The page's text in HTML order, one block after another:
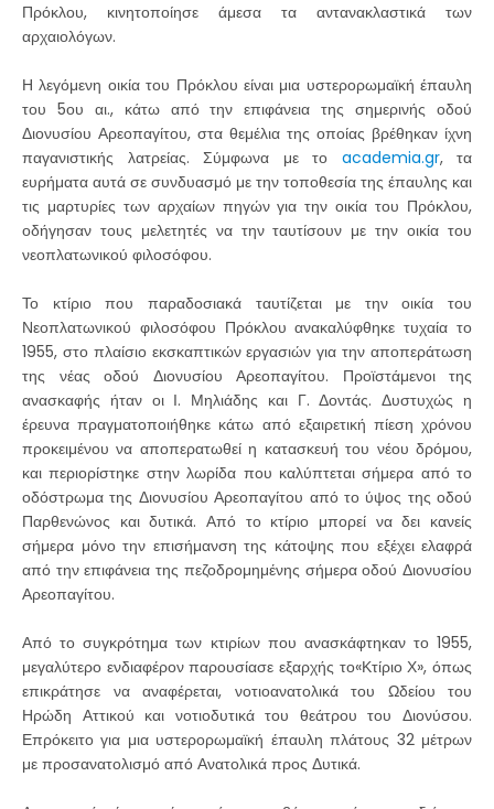
Πρόκλου, κινητοποίησε άμεσα τα αντανακλαστικά των
αρχαιολόγων.
Η λεγόμενη οικία του Πρόκλου είναι μια υστερορωμαϊκή έπαυλη
του 5ου αι., κάτω από την επιφάνεια της σημερινής οδού
Διονυσίου Αρεοπαγίτου, στα θεμέλια της οποίας βρέθηκαν ίχνη
παγανιστικής λατρείας. Σύμφωνα με το academia.gr, τα
ευρήματα αυτά σε συνδυασμό με την τοποθεσία της έπαυλης και
τις μαρτυρίες των αρχαίων πηγών για την οικία του Πρόκλου,
οδήγησαν τους μελετητές να την ταυτίσουν με την οικία του
νεοπλατωνικού φιλοσόφου.
Το κτίριο που παραδοσιακά ταυτίζεται με την οικία του
Νεοπλατωνικού φιλοσόφου Πρόκλου ανακαλύφθηκε τυχαία το
1955, στο πλαίσιο εκσκαπτικών εργασιών για την αποπεράτωση
της νέας οδού Διονυσίου Αρεοπαγίτου. Προϊστάμενοι της
ανασκαφής ήταν οι Ι. Μηλιάδης και Γ. Δοντάς. Δυστυχώς η
έρευνα πραγματοποιήθηκε κάτω από εξαιρετική πίεση χρόνου
προκειμένου να αποπερατωθεί η κατασκευή του νέου δρόμου,
και περιορίστηκε στην λωρίδα που καλύπτεται σήμερα από το
οδόστρωμα της Διονυσίου Αρεοπαγίτου από το ύψος της οδού
Παρθενώνος και δυτικά. Από το κτίριο μπορεί να δει κανείς
σήμερα μόνο την επισήμανση της κάτοψης που εξέχει ελαφρά
από την επιφάνεια της πεζοδρομημένης σήμερα οδού Διονυσίου
Αρεοπαγίτου.
Από το συγκρότημα των κτιρίων που ανασκάφτηκαν το 1955,
μεγαλύτερο ενδιαφέρον παρουσίασε εξαρχής το«Κτίριο Χ», όπως
επικράτησε να αναφέρεται, νοτιοανατολικά του Ωδείου του
Ηρώδη Αττικού και νοτιοδυτικά του θεάτρου του Διονύσου.
Επρόκειτο για μια υστερορωμαϊκή έπαυλη πλάτους 32 μέτρων
με προσανατολισμό από Ανατολικά προς Δυτικά.